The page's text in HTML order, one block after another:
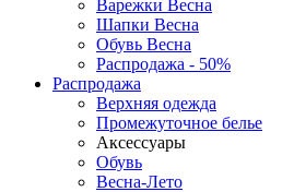
Варежки Весна
Шапки Весна
Обувь Весна
Распродажа - 50%
Распродажа
Верхняя одежда
Промежуточное белье
Аксессуары
Обувь
Весна-Лето